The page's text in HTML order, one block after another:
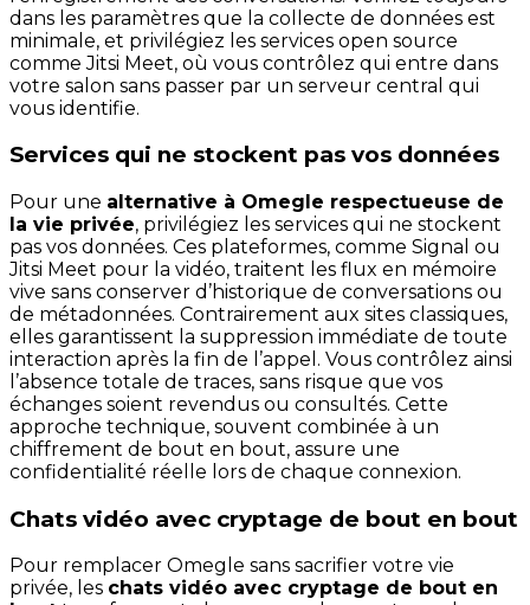
dans les paramètres que la collecte de données est
minimale, et privilégiez les services open source
comme Jitsi Meet, où vous contrôlez qui entre dans
votre salon sans passer par un serveur central qui
vous identifie.
Services qui ne stockent pas vos données
Pour une alternative à Omegle respectueuse de
la vie privée, privilégiez les services qui ne stockent
pas vos données. Ces plateformes, comme Signal ou
Jitsi Meet pour la vidéo, traitent les flux en mémoire
vive sans conserver d’historique de conversations ou
de métadonnées. Contrairement aux sites classiques,
elles garantissent la suppression immédiate de toute
interaction après la fin de l’appel. Vous contrôlez ainsi
l’absence totale de traces, sans risque que vos
échanges soient revendus ou consultés. Cette
approche technique, souvent combinée à un
chiffrement de bout en bout, assure une
confidentialité réelle lors de chaque connexion.
Chats vidéo avec cryptage de bout en bout
Pour remplacer Omegle sans sacrifier votre vie
privée, les chats vidéo avec cryptage de bout en